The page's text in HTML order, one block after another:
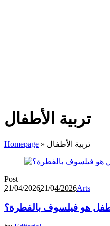
تربية الأطفال
Homepage » تربية الأطفال
Post
21/04/202621/04/2026Arts
هو فيلسوف بالفطرة؟